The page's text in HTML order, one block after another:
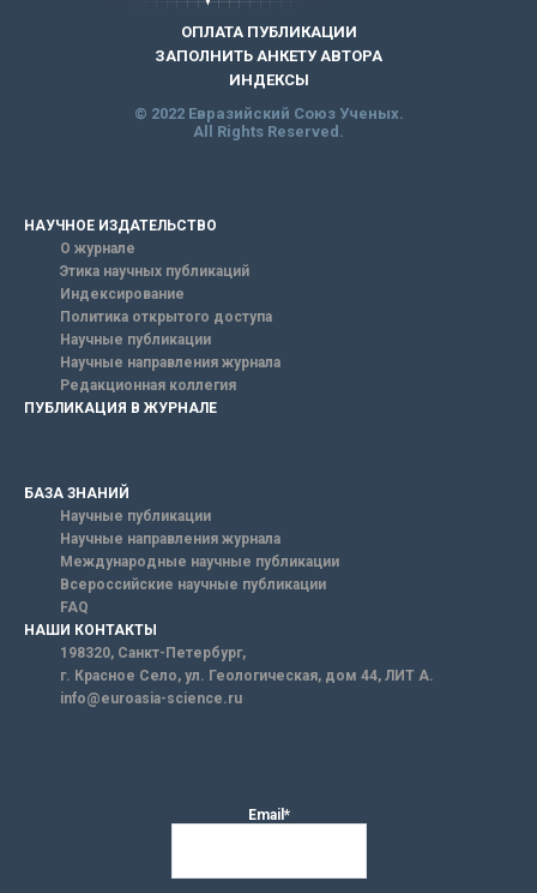
ОПЛАТА ПУБЛИКАЦИИ
ЗАПОЛНИТЬ АНКЕТУ АВТОРА
ИНДЕКСЫ
© 2022 Евразийский Союз Ученых.
All Rights Reserved.
НАУЧНОЕ ИЗДАТЕЛЬСТВО
О журнале
Этика научных публикаций
Индексирование
Политика открытого доступа
Научные публикации
Научные направления журнала
Редакционная коллегия
ПУБЛИКАЦИЯ В ЖУРНАЛЕ
БАЗА ЗНАНИЙ
Научные публикации
Научные направления журнала
Международные научные публикации
Всероссийские научные публикации
FAQ
НАШИ КОНТАКТЫ
198320, Санкт-Петербург,
г. Красное Село, ул. Геологическая, дом 44, ЛИТ А.
info@euroasia-science.ru
Email*